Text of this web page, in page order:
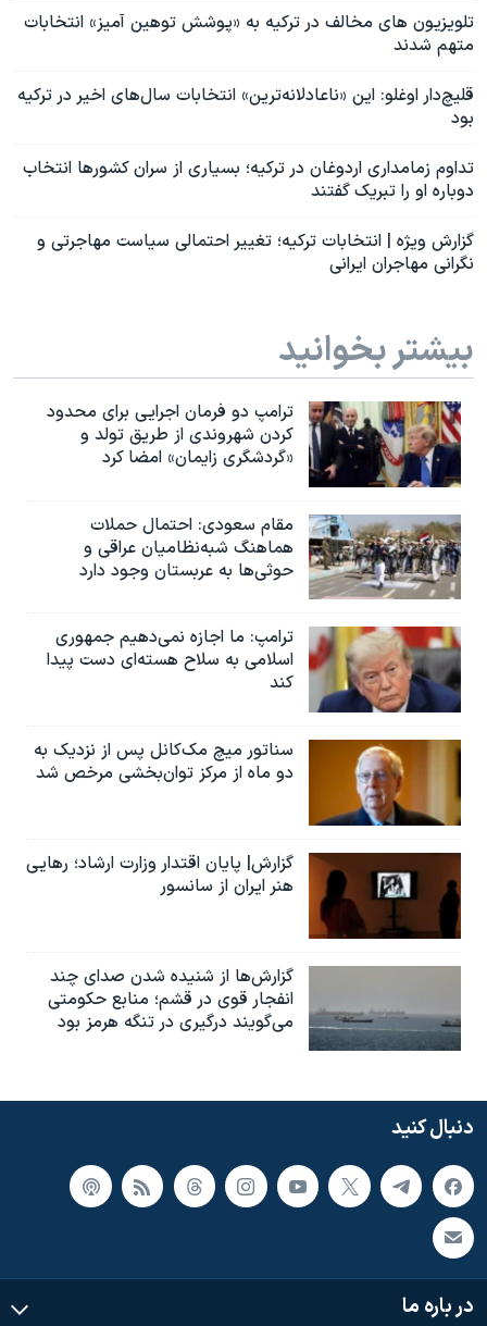
تلویزیون های مخالف در ترکیه به «پوشش توهین آمیز» انتخابات
متهم شدند
قلیچ‌دار اوغلو: این «ناعادلانه‌ترین» انتخابات سال‌های اخیر در ترکیه
بود
تداوم زمامداری اردوغان در ترکیه؛ بسیاری از سران کشورها انتخاب
دوباره او را تبریک گفتند
گزارش ویژه | انتخابات ترکیه؛ تغییر احتمالی سیاست مهاجرتی و
نگرانی مهاجران ایرانی
بیشتر بخوانید
ترامپ دو فرمان اجرایی برای محدود
کردن شهروندی از طریق تولد و
«گردشگری زایمان» امضا کرد
مقام سعودی: احتمال حملات
هماهنگ شبه‌نظامیان عراقی و
حوثی‌ها به عربستان وجود دارد
ترامپ: ما اجازه نمی‌دهیم جمهوری
اسلامی به سلاح هسته‌ای دست پیدا
کند
سناتور میچ مک‌کانل پس از نزدیک به
دو ماه از مرکز توان‌بخشی مرخص شد
گزارش| پایان اقتدار وزارت ارشاد؛ رهایی
هنر ایران از سانسور
گزارش‌ها از شنیده شدن صدای چند
انفجار قوی در قشم؛ منابع حکومتی
می‌گویند درگیری در تنگه هرمز بود
دنبال کنید
در باره ما